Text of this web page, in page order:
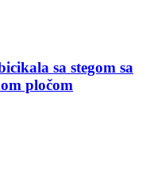
sa stegom sa
pločom